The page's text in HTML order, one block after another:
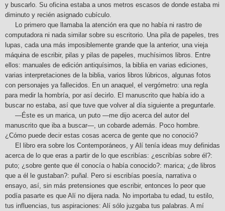
y buscarlo. Su oficina estaba a unos metros escasos de donde estaba mi
diminuto y recién asignado cubículo.
Lo primero que llamaba la atención era que no había ni rastro de
computadora ni nada similar sobre su escritorio. Una pila de papeles, tres
lupas, cada una más imposiblemente grande que la anterior, una vieja
máquina de escribir, pilas y pilas de papeles, muchísimos libros. Entre
ellos: manuales de edición antiquísimos, la biblia en varias ediciones,
varias interpretaciones de la biblia, varios libros lúbricos, algunas fotos
con personajes ya fallecidos. En un anaquel, el vergómetro: una regla
para medir la hombría, por así decirlo. El manuscrito que había ido a
buscar no estaba, así que tuve que volver al día siguiente a preguntarle.
—Éste es un marica, un puto —me dijo acerca del autor del
manuscrito que iba a buscar—, un cobarde además. Poco hombre.
¿Cómo puede decir estas cosas acerca de gente que no conoció?
El libro era sobre los Contemporáneos, y Alí tenía ideas muy definidas
acerca de lo que eras a partir de lo que escribías: ¿escribías sobre él?:
puto; ¿sobre gente que él conocía o había conocido?: marica; ¿de libros
que a él le gustaban?: puñal. Pero si escribías poesía, narrativa o
ensayo, así, sin más pretensiones que escribir, entonces lo peor que
podía pasarte es que Alí no dijera nada. No importaba tu edad, tu estilo,
tus influencias, tus aspiraciones: Alí sólo juzgaba tus palabras. A mí